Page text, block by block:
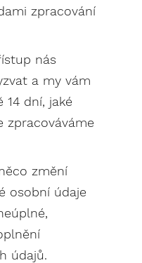
zpracování
nás
a my vám
dní, jaké
zpracováváme
změní
osobní údaje
údajů.